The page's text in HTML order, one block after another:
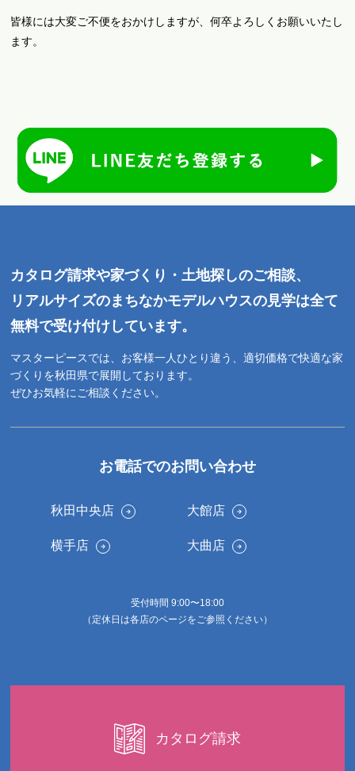
皆様には大変ご不便をおかけしますが、何卒よろしくお願いいたし
ます。
カタログ請求や家づくり・土地探しのご相談、
リアルサイズのまちなかモデルハウスの見学は全て
無料で受け付けしています。
マスターピースでは、お客様一人ひとり違う、適切価格で快適な家
づくりを秋田県で展開しております。
ぜひお気軽にご相談ください。
お電話でのお問い合わせ
秋田中央店 大館店
横手店 大曲店
受付時間 9:00〜18:00
（定休日は各店のページをご参照ください）
カタログ請求